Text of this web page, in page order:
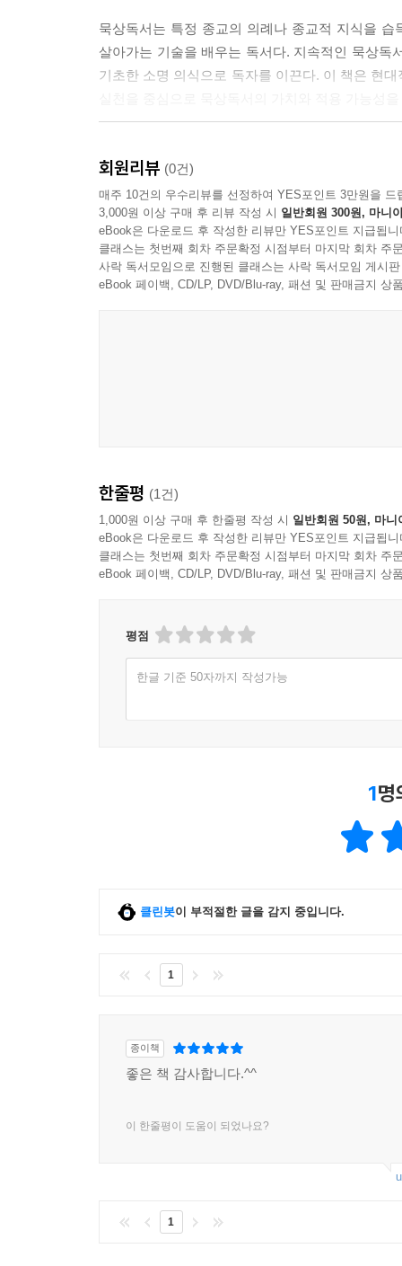
묵상독서는 특정 종교의 의례나 종교적 지식을 습
살아가는 기술을 배우는 독서다. 지속적인 묵상
기초한 소명 의식으로 독자를 이끈다. 이 책은 현
실천적 삶을 위한 리터러시교육은 말과 글을 통해
공감하고 연대하는 역량을 키우는 것이어야 한다
위한 학습, 공동체적 실천을 강조하는 묵상독서
리터러시교육이 아니라 함께 더 나은 삶을 지향하
회원리뷰 (0건)
매주 10건의 우수리뷰를 선정하여 YES포인트 3만원을 드
3,000원 이상 구매 후 리뷰 작성 시 일반회원 300원, 마니
eBook은 다운로드 후 작성한 리뷰만 YES포인트 지급됩니
클래스는 첫번째 회차 주문확정 시점부터 마지막 회차 주
사락 독서모임으로 진행된 클래스는 사락 독서모임 게시
eBook 페이백, CD/LP, DVD/Blu-ray, 패션 및 판매금지 상
한줄평 (1건)
1,000원 이상 구매 후 한줄평 작성 시 일반회원 50원, 마니
eBook은 다운로드 후 작성한 리뷰만 YES포인트 지급됩니
클래스는 첫번째 회차 주문확정 시점부터 마지막 회차 주
eBook 페이백, CD/LP, DVD/Blu-ray, 패션 및 판매금지 상
평점
한글 기준 50자까지 작성가능
1명
클린봇이 부적절한 글을 감지 중입니다.
1
종이책
좋은 책 감사합니다.^^
이 한줄평이 도움이 되었나요?
1